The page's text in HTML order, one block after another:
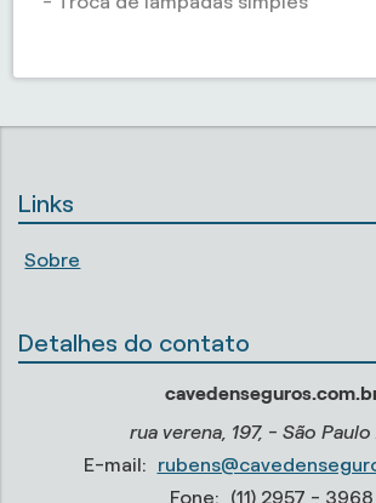
Links
Sobre
Detalhes do contato
rua verena, 197, - São
E-mail:
Fone:
(11) 2957 - 3968